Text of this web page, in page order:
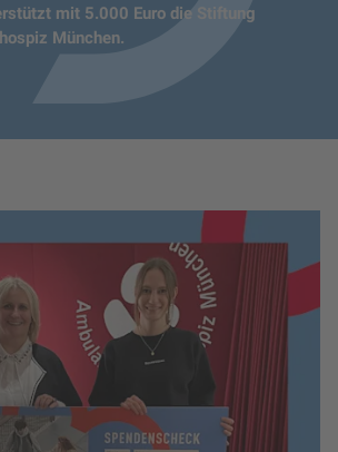
mit 5.000 Euro die Stiftung
München.